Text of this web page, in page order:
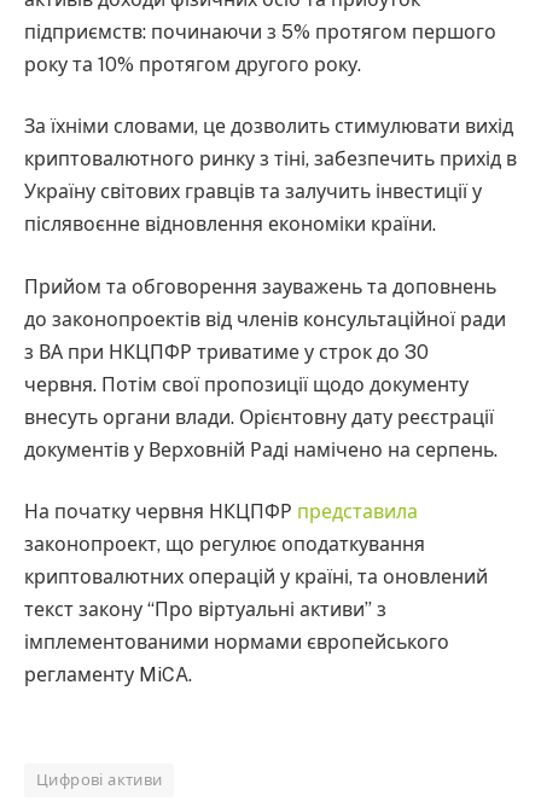
підприємств: починаючи з 5% протягом першого
року та 10% протягом другого року.
За їхніми словами, це дозволить стимулювати вихід
криптовалютного ринку з тіні, забезпечить прихід в
Україну світових гравців та залучить інвестиції у
післявоєнне відновлення економіки країни.
Прийом та обговорення зауважень та доповнень
до законопроектів від членів консультаційної ради
з ВА при НКЦПФР триватиме у строк до 30
червня. Потім свої пропозиції щодо документу
внесуть органи влади. Орієнтовну дату реєстрації
документів у Верховній Раді намічено на серпень.
На початку червня НКЦПФР представила
законопроект, що регулює оподаткування
криптовалютних операцій у країні, та оновлений
текст закону “Про віртуальні активи” з
імплементованими нормами європейського
регламенту MiCA.
Цифрові активи